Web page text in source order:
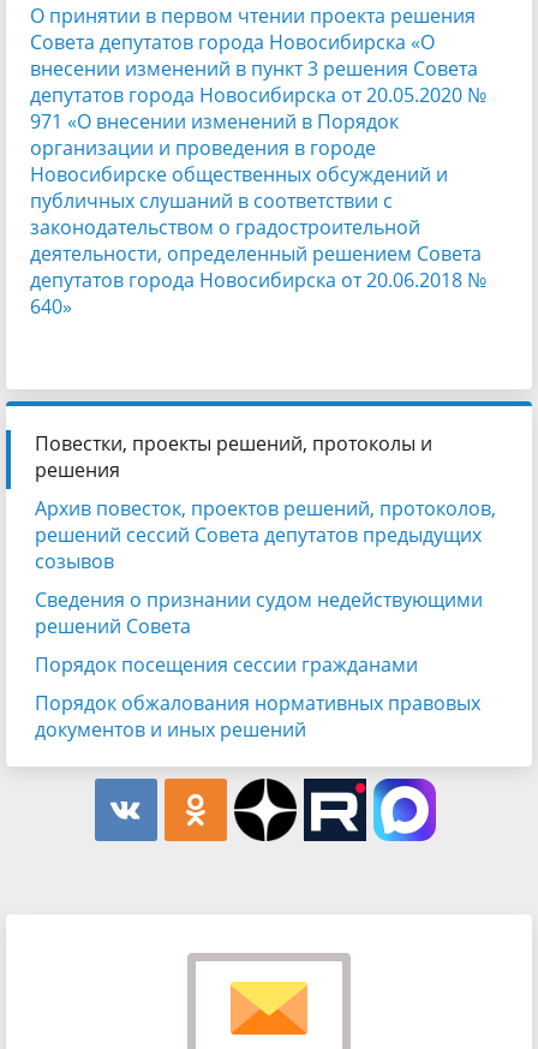
О принятии в первом чтении проекта решения
Совета депутатов города Новосибирска «О
внесении изменений в пункт 3 решения Совета
депутатов города Новосибирска от 20.05.2020 №
971 «О внесении изменений в Порядок
организации и проведения в городе
Новосибирске общественных обсуждений и
публичных слушаний в соответствии с
законодательством о градостроительной
деятельности, определенный решением Совета
депутатов города Новосибирска от 20.06.2018 №
640»
Повестки, проекты решений, протоколы и
решения
Архив повесток, проектов решений, протоколов,
решений сессий Совета депутатов предыдущих
созывов
Сведения о признании судом недействующими
решений Совета
Порядок посещения сессии гражданами
Порядок обжалования нормативных правовых
документов и иных решений